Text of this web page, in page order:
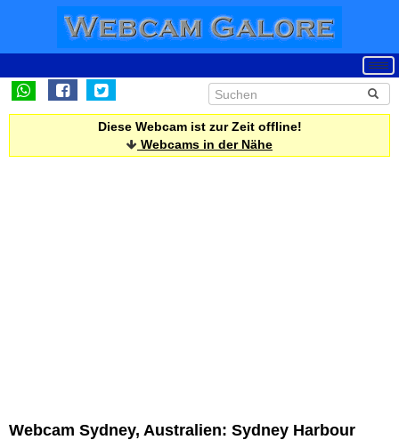
Diese Webcam ist zur Zeit offline!
Webcams in der Nähe
Webcam Sydney, Australien: Sydney Harbour